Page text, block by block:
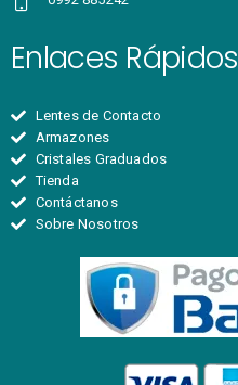
Enlaces Rápidos
Lentes de Contacto
Armazones
Cristales Graduados
Tienda
Contáctanos
Sobre Nosotros